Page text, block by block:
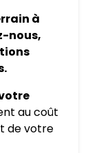
à
nous,
au coût
de votre